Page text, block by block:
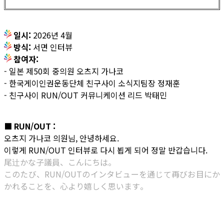
일시: 2026년 4월
방식: 서면 인터뷰
참여자:
- 일본 제50회 중의원 오츠지 가나코
- 한국게이인권운동단체 친구사이 소식지팀장 정재훈
- 친구사이 RUN/OUT 커뮤니케이션 리드 박태민
■ RUN/OUT :
오츠지 가나코 의원님, 안녕하세요.
이렇게 RUN/OUT 인터뷰로 다시 뵙게 되어 정말 반갑습니다.
尾辻かな子議員、こんにちは。
このたび、RUN/OUTのインタビューを通じて再びお目にか
かれることを、心より嬉しく思います。